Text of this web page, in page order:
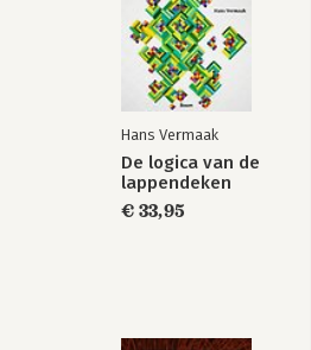
Perspectieven op
veranderen
Hans Vermaak
De logica van de
lappendeken
€ 33,95